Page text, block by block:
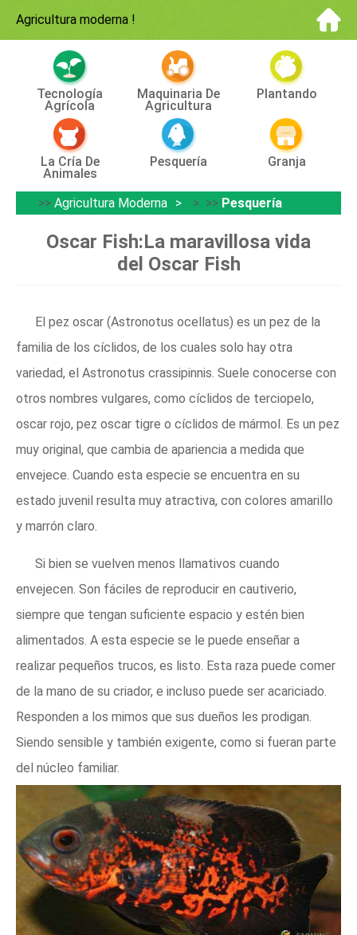
Agricultura moderna !
Tecnología
Agrícola
Maquinaria De
Agricultura
Plantando
La Cría De
Animales
Pesquería Granja
>> Agricultura Moderna > >> Pesquería
Oscar Fish:La maravillosa vida
del Oscar Fish
El pez oscar (Astronotus ocellatus) es un pez de la
familia de los cíclidos, de los cuales solo hay otra
variedad, el Astronotus crassipinnis. Suele conocerse con
otros nombres vulgares, como cíclidos de terciopelo,
oscar rojo, pez oscar tigre o cíclidos de mármol. Es un pez
muy original, que cambia de apariencia a medida que
envejece. Cuando esta especie se encuentra en su
estado juvenil resulta muy atractiva, con colores amarillo
y marrón claro.
Si bien se vuelven menos llamativos cuando
envejecen. Son fáciles de reproducir en cautiverio,
siempre que tengan suficiente espacio y estén bien
alimentados. A esta especie se le puede enseñar a
realizar pequeños trucos, es listo. Esta raza puede comer
de la mano de su criador, e incluso puede ser acariciado.
Responden a los mimos que sus dueños les prodigan.
Siendo sensible y también exigente, como si fueran parte
del núcleo familiar.